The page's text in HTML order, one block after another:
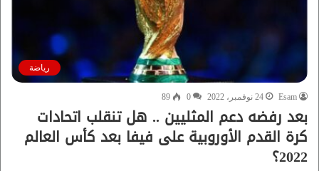
رياضة
Esam 24 نوفمبر، 2022 0
89
بعد رفضه دعم المثليين .. هل تنقلب اتحادات
كرة القدم الأوروبية على فيفا بعد كأس العالم
2022؟